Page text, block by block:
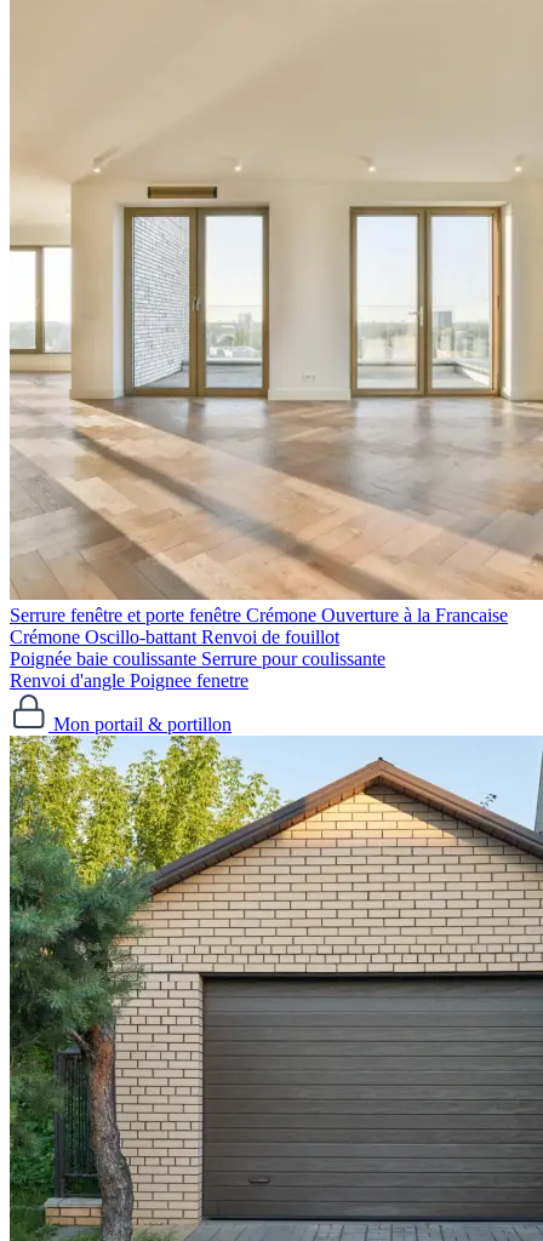
Serrure fenêtre et porte fenêtre
Crémone Ouverture à la Francaise
Crémone Oscillo-battant Renvoi de fouillot
Poignée baie coulissante Serrure pour coulissante
Renvoi d'angle Poignee fenetre
Mon portail & portillon